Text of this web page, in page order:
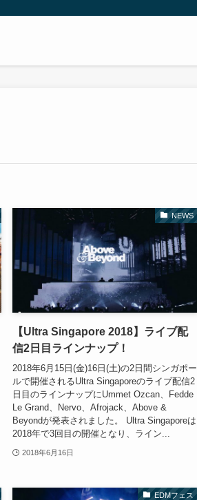
NEWS
【Ultra Singapore 2018】ライブ配
信2日目ラインナップ！
2018年6月15日(金)16日(土)の2日間シンガポー
ルで開催されるUltra Singaporeのライブ配信2
日目のラインナップにUmmet Ozcan、Fedde
Le Grand、Nervo、Afrojack、Above &
Beyondが発表されました。 Ultra Singaporeは
2018年で3回目の開催となり、ライン...
2018年6月16日
EDMフェス